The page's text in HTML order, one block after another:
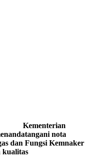
nota
dan Fungsi Kemnaker
kualitas